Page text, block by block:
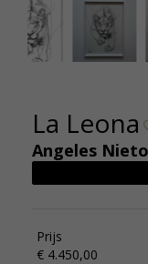
La Leona
Angeles Nieto
Prijs
€ 4.450,00